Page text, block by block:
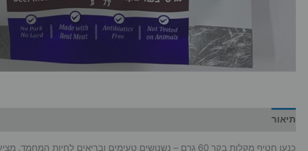
תיאור
כנען חטיף מקלות בקר 60 גרם – נשנושים טעימים